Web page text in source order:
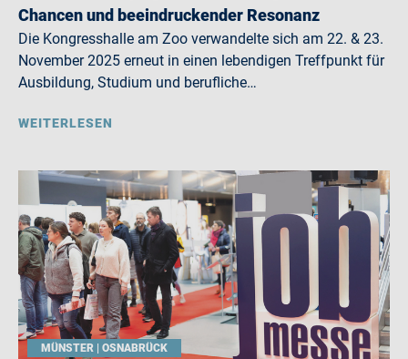
Chancen und beeindruckender Resonanz
Die Kongresshalle am Zoo verwandelte sich am 22. & 23.
November 2025 erneut in einen lebendigen Treffpunkt für
Ausbildung, Studium und berufliche…
WEITERLESEN
MÜNSTER | OSNABRÜCK